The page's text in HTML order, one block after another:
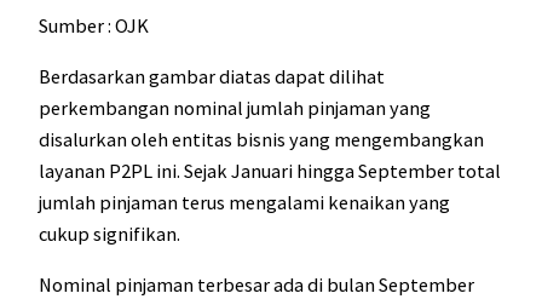
Sumber : OJK
Berdasarkan gambar diatas dapat dilihat
perkembangan nominal jumlah pinjaman yang
disalurkan oleh entitas bisnis yang mengembangkan
layanan P2PL ini. Sejak Januari hingga September total
jumlah pinjaman terus mengalami kenaikan yang
cukup signifikan.
Nominal pinjaman terbesar ada di bulan September